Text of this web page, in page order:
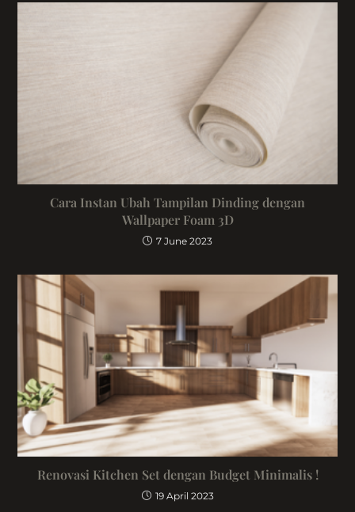
Cara Instan Ubah Tampilan Dinding dengan
Wallpaper Foam 3D
7 June 2023
Renovasi Kitchen Set dengan Budget Minimalis !
19 April 2023